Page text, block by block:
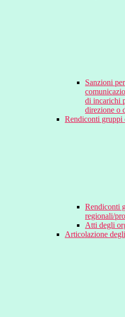
Sanzioni
di incarichi
direzione o
Rendiconti
Rendiconti
regionali/
Atti degli
Articolazione